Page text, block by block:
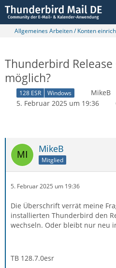
Allgemeines Arbeiten / Konten
Thunderbird
möglich?
128 ESR Windows
MikeB
5. Februar 2025 um 19:36
MikeB
Mitglied
5. Februar 2025 um 19:36
Die Überschrift verrät meine
installierten Thunderbird den
wechseln. Oder bleibt nur neu
TB 128.7.0esr